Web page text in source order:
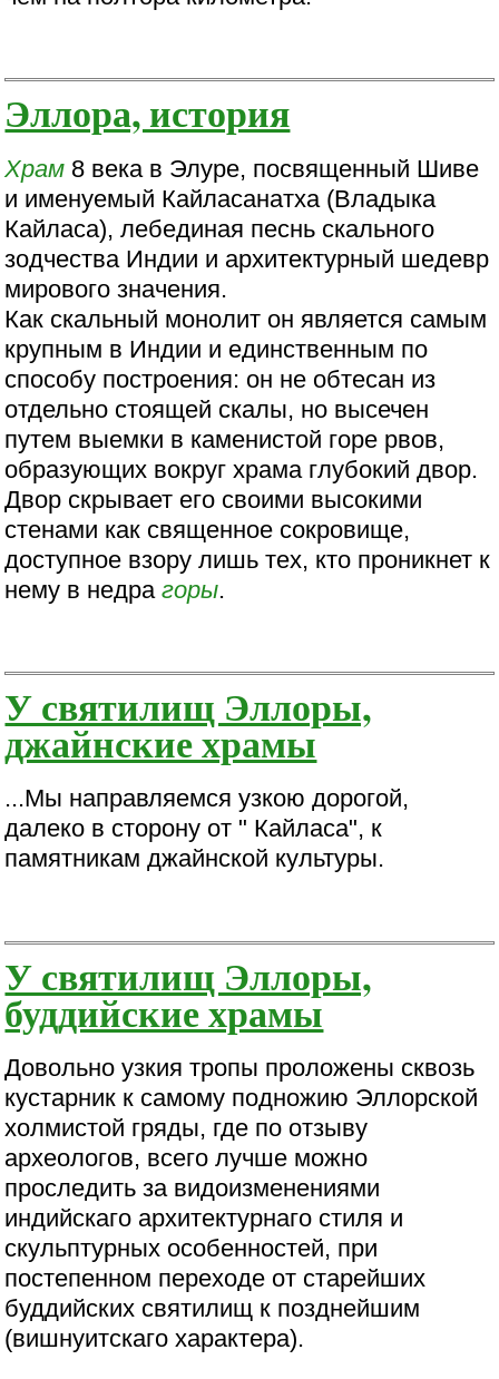
Эллора, история
Храм 8 века в Элуре, посвященный Шиве
и именуемый Кайласанатха (Владыка
Кайласа), лебединая песнь скального
зодчества Индии и архитектурный шедевр
мирового значения.
Как скальный монолит он является самым
крупным в Индии и единственным по
способу построения: он не обтесан из
отдельно стоящей скалы, но высечен
путем выемки в каменистой горе рвов,
образующих вокруг храма глубокий двор.
Двор скрывает его своими высокими
стенами как священное сокровище,
доступное взору лишь тех, кто проникнет к
нему в недрагоры.
У святилищ Эллоры,
джайнские храмы
...Мы направляемся узкою дорогой,
далеко в сторону от " Кайласа", к
памятникам джайнской культуры.
У святилищ Эллоры,
буддийские храмы
Довольно узкия тропы проложены сквозь
кустарник к самому подножию Эллорской
холмистой гряды, где по отзыву
археологов, всего лучше можно
проследить за видоизменениями
индийскаго архитектурнаго стиля и
скульптурных особенностей, при
постепенном переходе от старейших
буддийских святилищ к позднейшим
(вишнуитскаго характера).